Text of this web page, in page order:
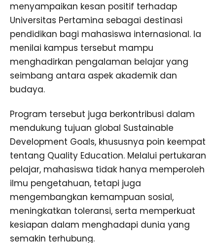
menyampaikan kesan positif terhadap
Universitas Pertamina sebagai destinasi
pendidikan bagi mahasiswa internasional. Ia
menilai kampus tersebut mampu
menghadirkan pengalaman belajar yang
seimbang antara aspek akademik dan
budaya.
Program tersebut juga berkontribusi dalam
mendukung tujuan global Sustainable
Development Goals, khususnya poin keempat
tentang Quality Education. Melalui pertukaran
pelajar, mahasiswa tidak hanya memperoleh
ilmu pengetahuan, tetapi juga
mengembangkan kemampuan sosial,
meningkatkan toleransi, serta memperkuat
kesiapan dalam menghadapi dunia yang
semakin terhubung.